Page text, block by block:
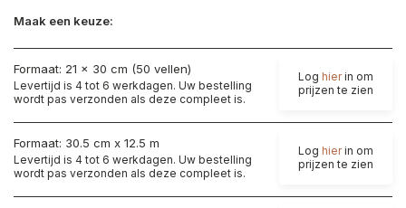
Maak een keuze:
Formaat: 21 x 30 cm (50 vellen)
Levertijd is 4 tot 6 werkdagen. Uw bestelling
wordt pas verzonden als deze compleet is.
Log hierin om
prijzen te zien
Formaat: 30.5 cm x 12.5 m
Levertijd is 4 tot 6 werkdagen. Uw bestelling
wordt pas verzonden als deze compleet is.
Log hierin om
prijzen te zien